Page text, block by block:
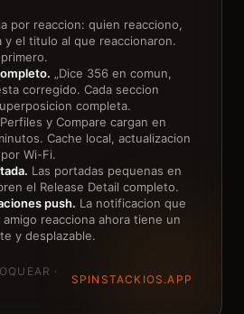
por reaccion: quien reacciono,
y el titulo al que reaccionaron.
„Dice 356 en comun,
corregido. Cada seccion
completa.
Perfiles y Compare cargan en
Cache local, actualizacion
Wi-Fi.
Las portadas pequenas en
el Release Detail completo.
push. La notificacion que
reacciona ahora tiene un
y desplazable.
·
SPINSTACKIOS.APP